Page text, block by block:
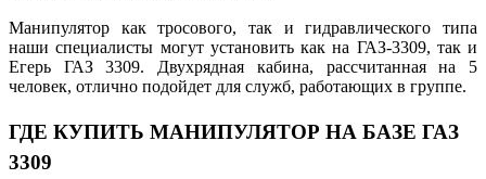
Манипулятор как тросового, так и гидравлического типа
наши специалисты могут установить как на ГАЗ-3309, так и
Егерь ГАЗ 3309. Двухрядная кабина, рассчитанная на 5
человек, отлично подойдет для служб, работающих в группе.
ГДЕ КУПИТЬ МАНИПУЛЯТОР НА БАЗЕ ГАЗ
3309